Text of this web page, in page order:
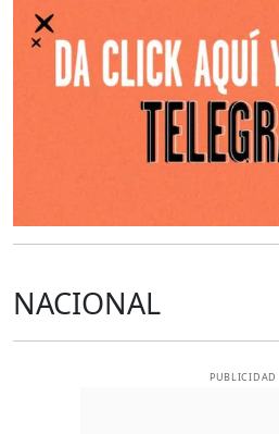
NACIONAL
PUBLICIDAD